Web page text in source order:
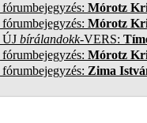
Mórotz
Mórotz
bírálandokk-VERS:
Mórotz
Zima